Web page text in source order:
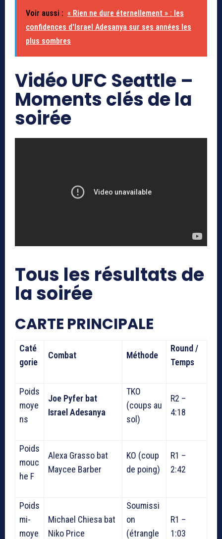
Voir aussi : « Rien ne dure éternellement » : les
confidences d'Israel Adesanya sur ses années les
plus sombres
Vidéo UFC Seattle –
Moments clés de la
soirée
Tous les résultats de
la soirée
CARTE PRINCIPALE
Caté
gorie
Combat Méthode
Round /
Temps
Poids
moye
ns
Joe Pyfer bat
Israel Adesanya
TKO
(coups au
sol)
R2 –
4:18
Poids
mouc
he F
Alexa Grasso bat
Maycee Barber
KO (coup
de poing)
R1 –
2:42
Poids
mi-
moye
Michael Chiesa bat
Niko Price
Soumissi
on
(étrangle
R1 –
1:03